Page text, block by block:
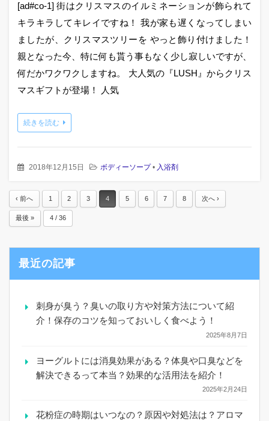
[ad#co-1] 街はクリスマスのイルミネーションが飾られて
キラキラしてキレイですね！ 我が家も遅くなってしまい
ましたが、クリスマスツリーを やっと飾り付けました！
親となった今、特に何も貰う事もなく少し寂しいですが、
何だかワクワクしますね。 大人気の『LUSH』からクリス
マスギフトが登場！ 人気
続きを読む
2018年12月15日 ボディーソープ• 入浴剤
‹ 前へ 1 2 3 4 5 6 7 8 次へ ›
最後 » 4 / 36
最近の記事
刺身が臭う？臭いの取り方や対策方法について紹
介！保存のコツを知っておいしく食べよう！
2025年8月7日
ヨーグルトには消臭効果がある？体臭や口臭などを
解決できるって本当？効果的な活用法を紹介！
2025年2月24日
花粉症の時期はいつなの？原因や対処法は？アロマ